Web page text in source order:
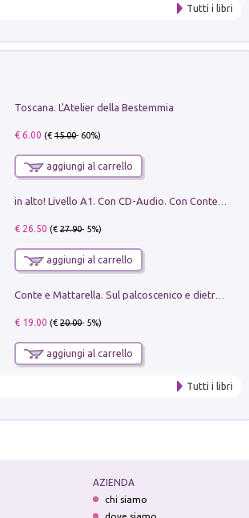
Tutti i libri
Toscana. L'Atelier della Bestemmia
€ 6.00 (€15.00- 60%)
aggiungi al carrello
€ 26.50 (€27.90- 5%)
aggiungi al carrello
Conte e Mattarella. Sul palcoscenico e dietro le quinte del Quirinale. Un racconto sulle istituzioni
€ 19.00 (€20.00- 5%)
aggiungi al carrello
Tutti i libri
AZIENDA
chi siamo